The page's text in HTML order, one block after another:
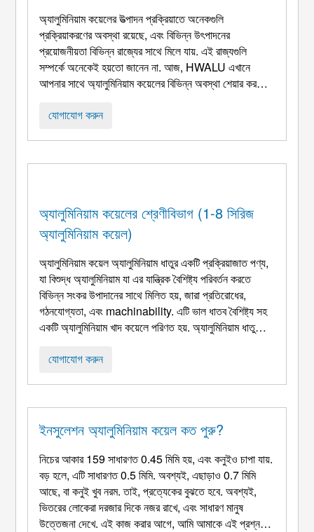
অ্যালুমিনিয়াম কয়েলের উত্পাদন প্রক্রিয়াতে অনেকগুলি
প্রক্রিয়াকরণের অবস্থা রয়েছে, এবং বিভিন্ন উৎপাদনের
প্রয়োজনীয়তা বিভিন্ন রাজ্যের সাথে মিলে যায়. এই রাজ্যগুলি
সম্পর্কে অনেকেই হয়তো জানেন না. আজ, HWALU এখানে
আপনার সাথে অ্যালুমিনিয়াম কয়েলের বিভিন্ন অবস্থা শেয়ার করতে
কাজ শক্ত অবস্থা; রাজ্যের জন্য উপযুক্ত যেখানে প্রয়োজনীয়
যোগাযোগ করুন
অ্যালুমিনিয়াম কয়েলের শ্রেণীবিভাগ (1-8 সিরিজ
অ্যালুমিনিয়াম কয়েল)
অ্যালুমিনিয়াম কয়েল অ্যালুমিনিয়াম ধাতুর একটি প্রক্রিয়াজাত পণ্য,
যা বিশুদ্ধ অ্যালুমিনিয়াম যা এর যান্ত্রিক বৈশিষ্ট্য পরিবর্তন করতে
বিভিন্ন সংকর উপাদানের সাথে মিলিত হয়, জারা প্রতিরোধের,
গঠনযোগ্যতা, এবং machinability. এটি ভাল ধাতব বৈশিষ্ট্য সহ
একটি অ্যালুমিনিয়াম খাদ কয়েলে পরিণত হয়. অ্যালুমিনিয়াম ধাতুতে
কয়েলের বিভিন্ন বৈশিষ্ট্য রয়েছে. কাস্টমাইজড অ্যালুমিনিয়াম কয়েল
যোগাযোগ করুন
ইনসুলেশন অ্যালুমিনিয়াম কয়েল কত পুরু?
নিচের আকার 159 সাধারণত 0.45 মিমি হয়, এবং কনুইও চাপা যায়.
বড় হলে, এটি সাধারণত 0.5 মিমি. অবশ্যই, এছাড়াও 0.7 মিমি
আছে, বা কনুই খুব নরম. তাই, প্রত্যেকের বুঝতে হবে. অবশ্যই,
ভিতরের লোকেরা দরজার দিকে নজর রাখে, এবং সাধারণ মানুষ
উত্তেজনা দেখে. এই কাজ করার আগে, আমি আমাকে এই প্রশ্ন